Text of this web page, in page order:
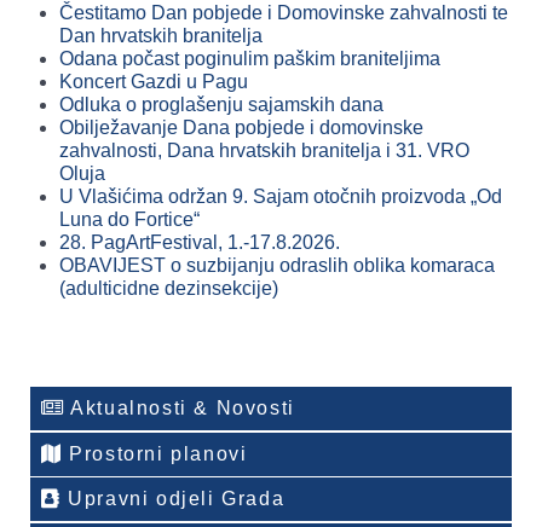
Čestitamo Dan pobjede i Domovinske zahvalnosti te
Dan hrvatskih branitelja
Odana počast poginulim paškim braniteljima
Koncert Gazdi u Pagu
Odluka o proglašenju sajamskih dana
Obilježavanje Dana pobjede i domovinske
zahvalnosti, Dana hrvatskih branitelja i 31. VRO
Oluja
U Vlašićima održan 9. Sajam otočnih proizvoda „Od
Luna do Fortice“
28. PagArtFestival, 1.-17.8.2026.
OBAVIJEST o suzbijanju odraslih oblika komaraca
(adulticidne dezinsekcije)
Aktualnosti & Novosti
Prostorni planovi
Upravni odjeli Grada